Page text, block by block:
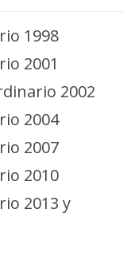
1998
2001
2002
2004
2007
2010
2013 y